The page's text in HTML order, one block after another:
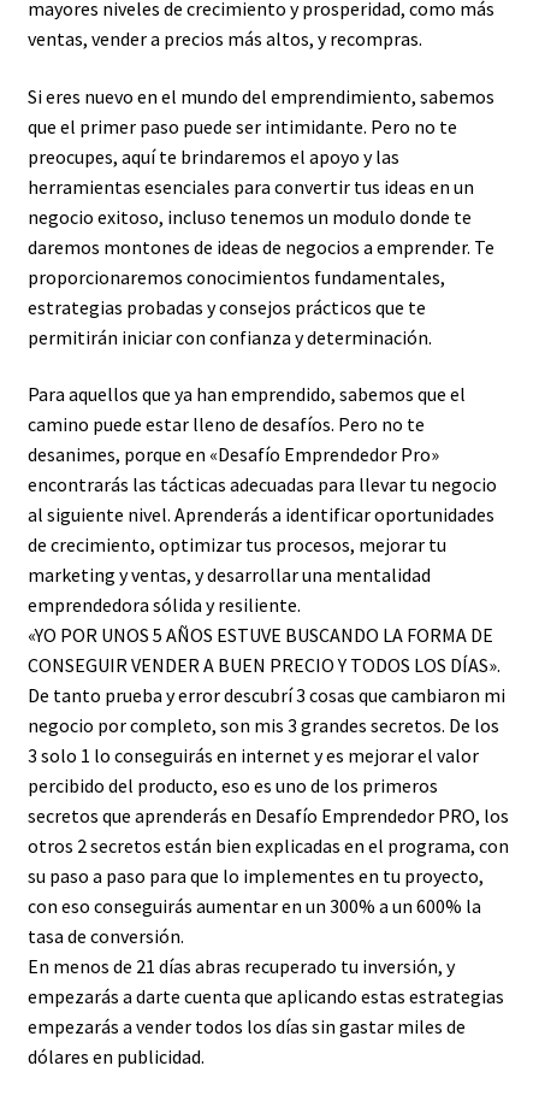
mayores niveles de crecimiento y prosperidad, como más
ventas, vender a precios más altos, y recompras.
Si eres nuevo en el mundo del emprendimiento, sabemos
que el primer paso puede ser intimidante. Pero no te
preocupes, aquí te brindaremos el apoyo y las
herramientas esenciales para convertir tus ideas en un
negocio exitoso, incluso tenemos un modulo donde te
daremos montones de ideas de negocios a emprender. Te
proporcionaremos conocimientos fundamentales,
estrategias probadas y consejos prácticos que te
permitirán iniciar con confianza y determinación.
Para aquellos que ya han emprendido, sabemos que el
camino puede estar lleno de desafíos. Pero no te
desanimes, porque en «Desafío Emprendedor Pro»
encontrarás las tácticas adecuadas para llevar tu negocio
al siguiente nivel. Aprenderás a identificar oportunidades
de crecimiento, optimizar tus procesos, mejorar tu
marketing y ventas, y desarrollar una mentalidad
emprendedora sólida y resiliente.
«YO POR UNOS 5 AÑOS ESTUVE BUSCANDO LA FORMA DE
CONSEGUIR VENDER A BUEN PRECIO Y TODOS LOS DÍAS».
De tanto prueba y error descubrí 3 cosas que cambiaron mi
negocio por completo, son mis 3 grandes secretos. De los
3 solo 1 lo conseguirás en internet y es mejorar el valor
percibido del producto, eso es uno de los primeros
secretos que aprenderás en Desafío Emprendedor PRO, los
otros 2 secretos están bien explicadas en el programa, con
su paso a paso para que lo implementes en tu proyecto,
con eso conseguirás aumentar en un 300% a un 600% la
tasa de conversión.
En menos de 21 días abras recuperado tu inversión, y
empezarás a darte cuenta que aplicando estas estrategias
empezarás a vender todos los días sin gastar miles de
dólares en publicidad.